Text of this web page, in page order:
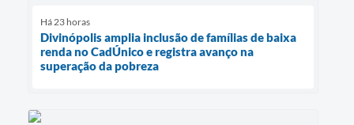
Há 23 horas
Divinópolis amplia inclusão de famílias de baixa
renda no CadÚnico e registra avanço na
superação da pobreza